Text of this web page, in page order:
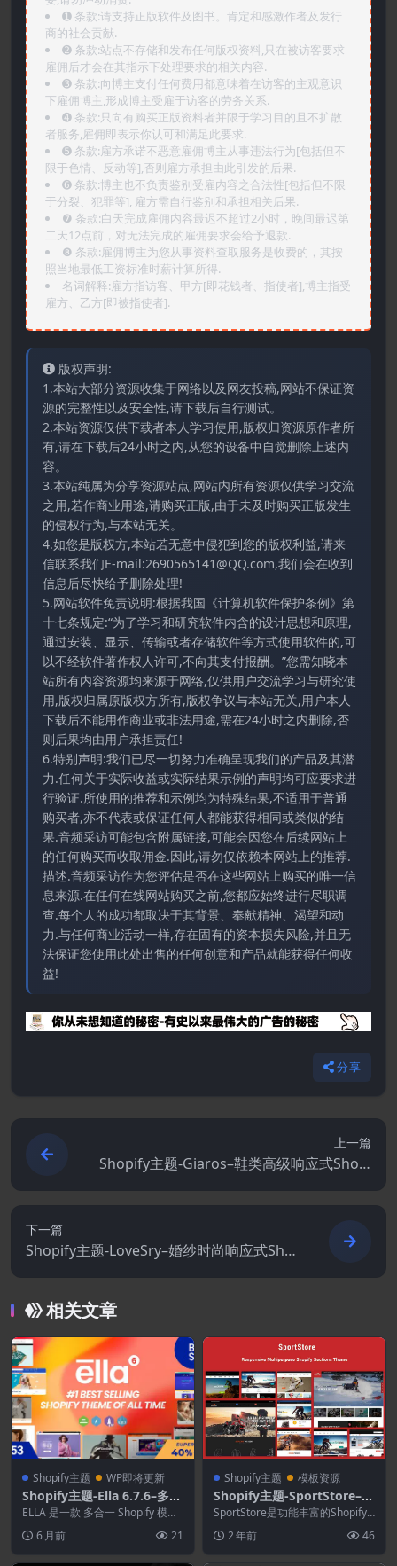
➊️ 条款:请支持正版软件及图书。肯定和感激作者及发行
商的社会贡献.
➋️ 条款:站点不存储和发布任何版权资料,只在被访客要求
雇佣后才会在其指示下处理要求的相关内容.
➌️ 条款:向博主支付任何费用都意味着在访客的主观意识
下雇佣博主,形成博主受雇于访客的劳务关系.
➍️ 条款:只向有购买正版资料者并限于学习目的且不扩散
者服务,雇佣即表示你认可和满足此要求.
➎ 条款:雇方承诺不恶意雇佣博主从事违法行为[包括但不
限于色情、反动等],否则雇方承担由此引发的后果.
➏️ 条款:博主也不负责鉴别受雇内容之合法性[包括但不限
于分裂、犯罪等], 雇方需自行鉴别和承担相关后果.
❼ 条款:白天完成雇佣内容最迟不超过2小时，晚间最迟第
二天12点前，对无法完成的雇佣要求会给予退款.
❽ 条款:雇佣博主为您从事资料查取服务是收费的，其按
照当地最低工资标准时薪计算所得.
名词解释:雇方指访客、甲方[即花钱者、指使者],博主指受
雇方、乙方[即被指使者].
版权声明:
1.本站大部分资源收集于网络以及网友投稿,网站不保证资
源的完整性以及安全性,请下载后自行测试。
2.本站资源仅供下载者本人学习使用,版权归资源原作者所
有,请在下载后24小时之内,从您的设备中自觉删除上述内
容。
3.本站纯属为分享资源站点,网站内所有资源仅供学习交流
之用,若作商业用途,请购买正版,由于未及时购买正版发生
的侵权行为,与本站无关。
4.如您是版权方,本站若无意中侵犯到您的版权利益,请来
信联系我们E-mail:2690565141@QQ.com,我们会在收到
信息后尽快给予删除处理!
5.网站软件免责说明:根据我国《计算机软件保护条例》第
十七条规定:“为了学习和研究软件内含的设计思想和原理,
通过安装、显示、传输或者存储软件等方式使用软件的,可
以不经软件著作权人许可,不向其支付报酬。”您需知晓本
站所有内容资源均来源于网络,仅供用户交流学习与研究使
用,版权归属原版权方所有,版权争议与本站无关,用户本人
下载后不能用作商业或非法用途,需在24小时之内删除,否
则后果均由用户承担责任!
6.特别声明:我们已尽一切努力准确呈现我们的产品及其潜
力.任何关于实际收益或实际结果示例的声明均可应要求进
行验证.所使用的推荐和示例均为特殊结果,不适用于普通
购买者,亦不代表或保证任何人都能获得相同或类似的结
果.音频采访可能包含附属链接,可能会因您在后续网站上
的任何购买而收取佣金.因此,请勿仅依赖本网站上的推荐.
描述.音频采访作为您评估是否在这些网站上购买的唯一信
息来源.在任何在线网站购买之前,您都应始终进行尽职调
查.每个人的成功都取决于其背景、奉献精神、渴望和动
力.与任何商业活动一样,存在固有的资本损失风险,并且无
法保证您使用此处出售的任何创意和产品就能获得任何收
益!
分享
上一篇
Shopify主题-Giaros–鞋类高级响应式Shopi
下一篇
Shopify主题-LoveSry–婚纱时尚响应式Sho
相关文章
Shopify主题 WP即将更新
Shopify主题-Ella 6.7.6–多用
途Shopify主题操作系统 2.0
ELLA 是一款 多合一 Shopify 模
您创建...
6 月前 21
Shopify主题 模板资源
Shopify主题-SportStore–多
用途部分Shopify主题
SportStore是功能丰富的Shopify
配饰...2 年前 46